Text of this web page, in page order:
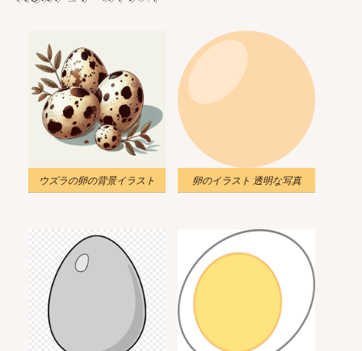
ウズラの卵の背景イラスト 卵のイラスト 透明な写真